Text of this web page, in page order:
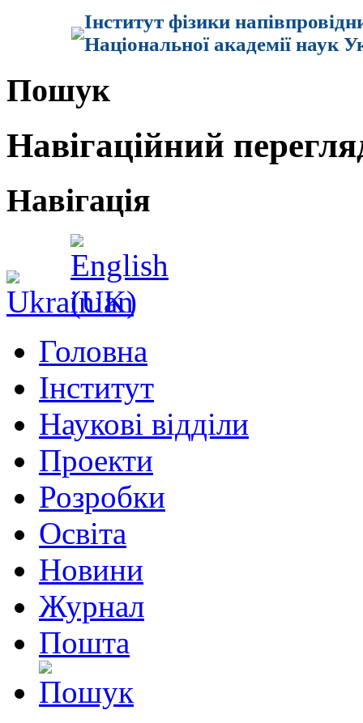
Інститут фізики
Національної академії наук
Пошук
Навігаційний
Навігація
Головна
Інститут
Наукові відділи
Проекти
Розробки
Освіта
Новини
Журнал
Пошта